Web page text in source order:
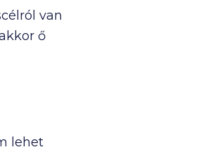
van
ő
lehet